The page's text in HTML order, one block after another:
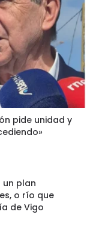
pide unidad y
un plan
o río que
de Vigo